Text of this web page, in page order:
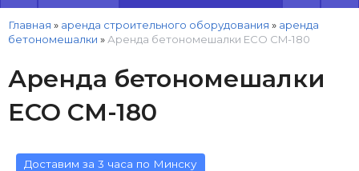
Главная » аренда строительного оборудования » аренда
бетономешалки » Аренда бетономешалки ECO CM-180
Аренда бетономешалки
ECO CM-180
Доставим за 3 часа по Минску